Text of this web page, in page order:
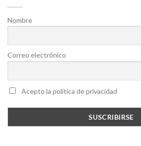
Nombre
Correo electrónico
Acepto la política de privacidad